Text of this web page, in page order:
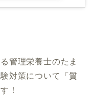
管理栄養士のたま
対策について「質
！